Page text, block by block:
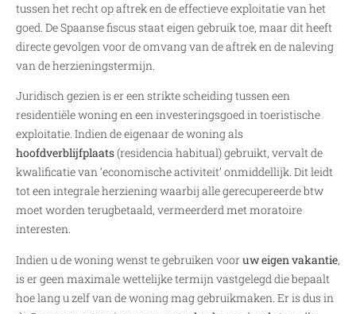
tussen het recht op aftrek en de effectieve exploitatie van het
goed. De Spaanse fiscus staat eigen gebruik toe, maar dit heeft
directe gevolgen voor de omvang van de aftrek en de naleving
van de herzieningstermijn.
Juridisch gezien is er een strikte scheiding tussen een
residentiële woning en een investeringsgoed in toeristische
exploitatie. Indien de eigenaar de woning als
hoofdverblijfplaats(residencia habitual) gebruikt, vervalt de
kwalificatie van ‘economische activiteit’ onmiddellijk. Dit leidt
tot een integrale herziening waarbij alle gerecupereerde btw
moet worden terugbetaald, vermeerderd met moratoire
interesten.
Indien u de woning wenst te gebruiken vooruw eigen vakantie,
is er geen maximale wettelijke termijn vastgelegd die bepaalt
hoe lang u zelf van de woning mag gebruikmaken. Er is dus in